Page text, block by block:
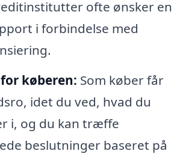
ofte ønsker en
i forbindelse med
køberen: Som køber får
idet du ved, hvad du
i, og du kan træffe
beslutninger baseret på